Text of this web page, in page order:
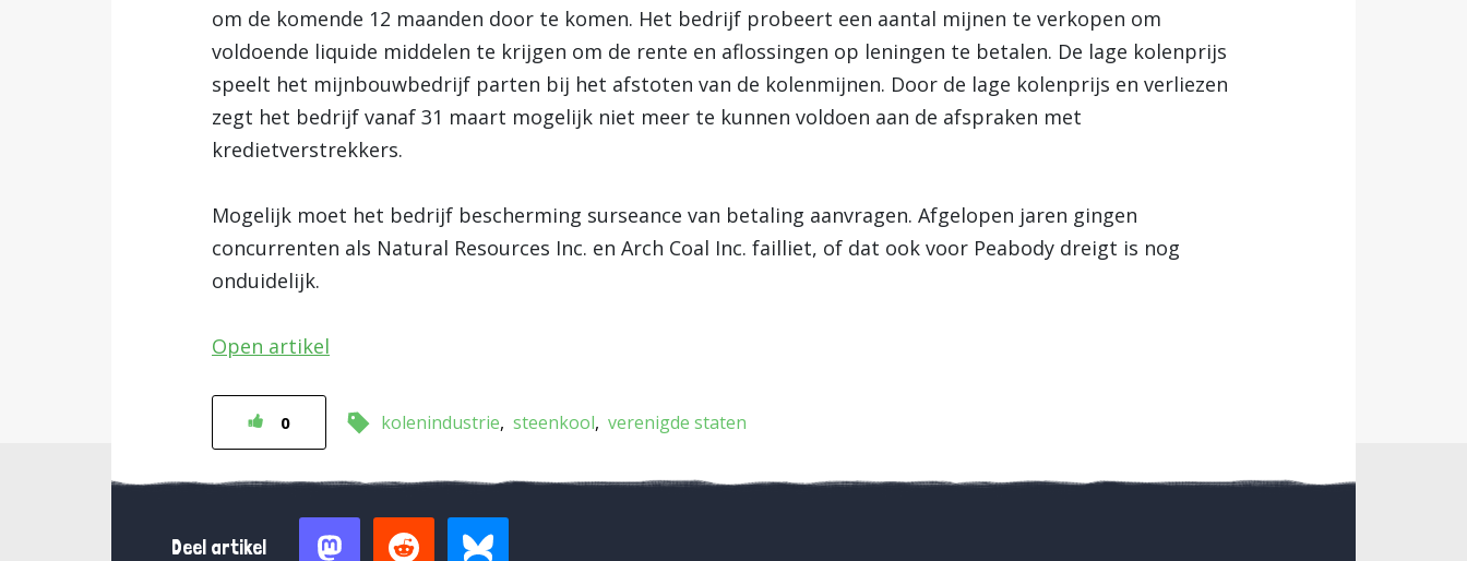
om de komende 12 maanden door te komen. Het bedrijf probeert een aantal mijnen te verkopen om
voldoende liquide middelen te krijgen om de rente en aflossingen op leningen te betalen. De lage kolenprijs
speelt het mijnbouwbedrijf parten bij het afstoten van de kolenmijnen. Door de lage kolenprijs en verliezen
zegt het bedrijf vanaf 31 maart mogelijk niet meer te kunnen voldoen aan de afspraken met
kredietverstrekkers.
Mogelijk moet het bedrijf bescherming surseance van betaling aanvragen. Afgelopen jaren gingen
concurrenten als Natural Resources Inc. en Arch Coal Inc. failliet, of dat ook voor Peabody dreigt is nog
onduidelijk.
Open artikel
0 kolenindustrie steenkool verenigde staten
Deel artikel